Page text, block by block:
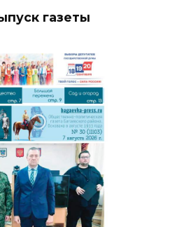
газеты